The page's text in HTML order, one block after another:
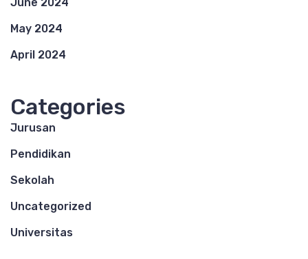
May 2024
April 2024
Categories
Jurusan
Pendidikan
Sekolah
Uncategorized
Universitas